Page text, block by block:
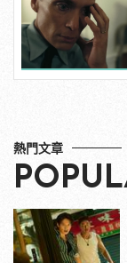
熱門文章